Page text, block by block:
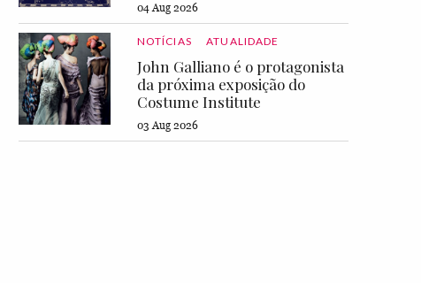
04 Aug 2026
NOTÍCIAS ATUALIDADE
John Galliano é o protagonista
da próxima exposição do
Costume Institute
03 Aug 2026